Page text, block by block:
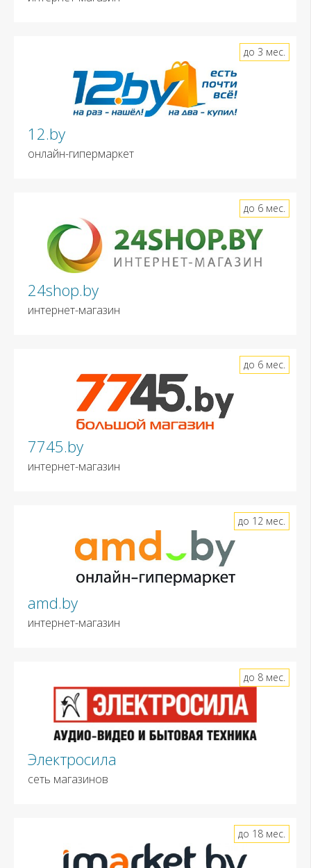
12.by
онлайн-гипермаркет
до 3 мес.
24shop.by
интернет-магазин
до 6 мес.
7745.by
интернет-магазин
до 6 мес.
amd.by
интернет-магазин
до 12 мес.
Электросила
сеть магазинов
до 8 мес.
до 18 мес.